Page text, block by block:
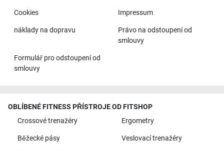
Cookies Impressum
náklady na dopravu
Právo na odstoupení od
smlouvy
Formulář pro odstoupení od
smlouvy
OBLÍBENÉ FITNESS PŘÍSTROJE OD FITSHOP
Crossové trenažéry
Ergometry
Běžecké pásy Veslovací trenažéry